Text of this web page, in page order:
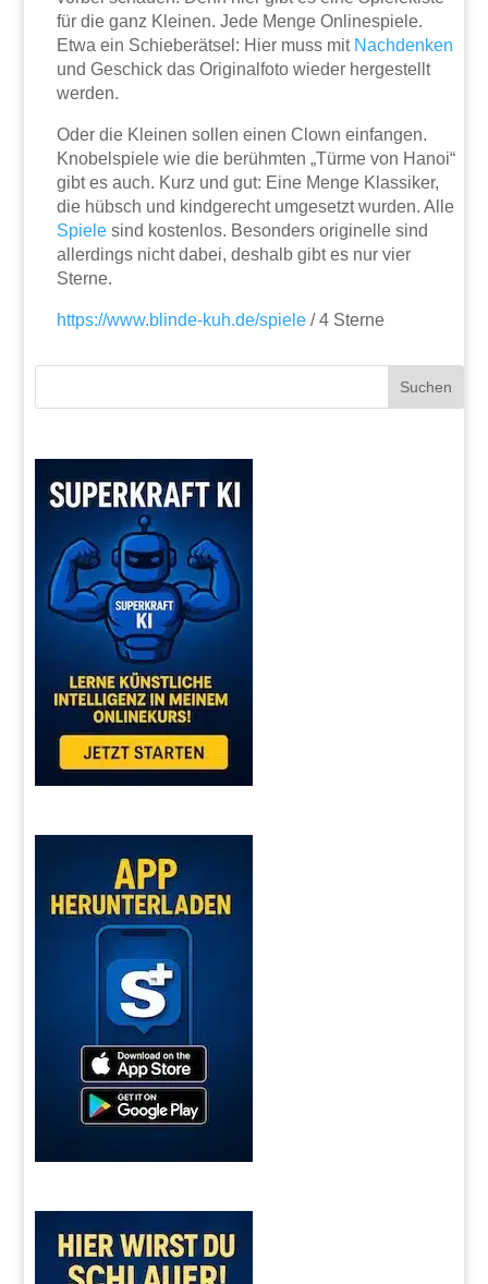
für die ganz Kleinen. Jede Menge Onlinespiele.
Etwa ein Schieberätsel: Hier muss mit Nachdenken
und Geschick das Originalfoto wieder hergestellt
werden.
Oder die Kleinen sollen einen Clown einfangen.
Knobelspiele wie die berühmten „Türme von Hanoi“
gibt es auch. Kurz und gut: Eine Menge Klassiker,
die hübsch und kindgerecht umgesetzt wurden. Alle
Spiele sind kostenlos. Besonders originelle sind
allerdings nicht dabei, deshalb gibt es nur vier
Sterne.
https://www.blinde-kuh.de/spiele / 4 Sterne